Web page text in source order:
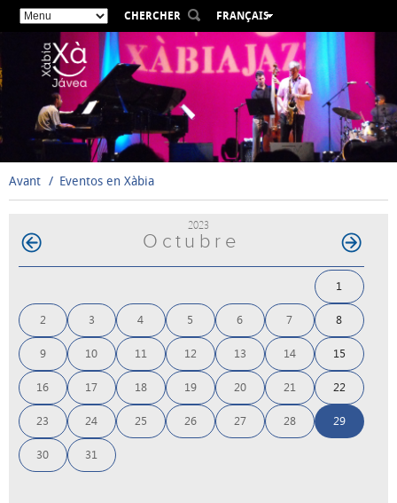
CHERCHER
FRANÇAIS
ESPAÑOL
VALENCIÀ
ENGLISH
DEUTSCH
РУССКИЙ
Avant Eventos en Xàbia
2023
Octubre
1
2 3 4 5 6 7 8
9 10 11 12 13 14 15
16 17 18 19 20 21 22
23 24 25 26 27 28 29
30 31